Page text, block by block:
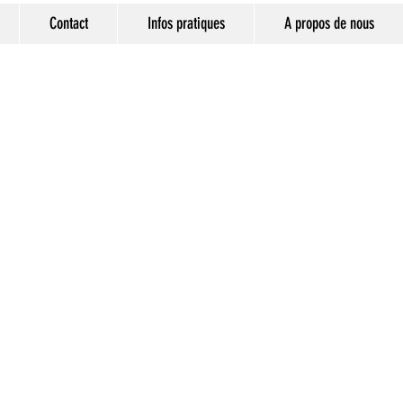
Contact Infos pratiques A propos de nous